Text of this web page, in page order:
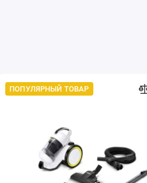
ПОПУЛЯРНЫЙ ТОВАР